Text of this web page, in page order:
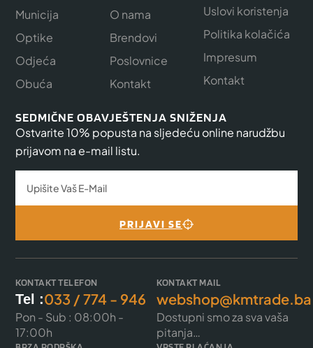
Municija
Optike
Odjeća
Obuća
O nama
Brendovi
Poslovnice
Kontakt
Uslovi koristenja
Politika kolačića
Impresum
Kontakt
SEDMIČNE OBAVJEŠTENJA SNIŽENJA
Ostvarite 10% popusta na sljedeću online narudžbu
prijavom na e-mail listu.
PRIJAVI SE
KONTAKT TELEFON
Tel :033 / 774 - 946
Pon - Sub : 08:00h -
17:00h
KONTAKT MAIL
webshop@kmtrade.ba
Dostupni smo za sva vaša
pitanja…